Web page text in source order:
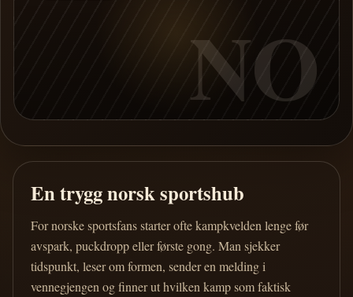
NO
En trygg norsk sportshub
For norske sportsfans starter ofte kampkvelden lenge før
avspark, puckdropp eller første gong. Man sjekker
tidspunkt, leser om formen, sender en melding i
vennegjengen og finner ut hvilken kamp som faktisk